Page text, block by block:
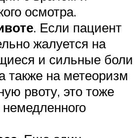
осмотра.
. Если пациент
жалуется на
и сильные боли
также на метеоризм
рвоту, это тоже